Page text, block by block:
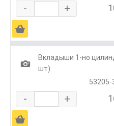
- +
Ä
1
Вкладыши 1-но
шт)
53205-
- +
Ä